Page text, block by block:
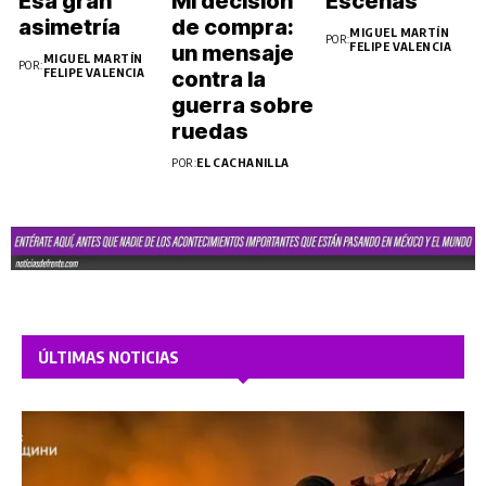
CDMX
2026
asimetría
POR:MIGUEL MARTÍN
FELIPE VALENCIA
de compra:
un mensaje
contra la
guerra sobre
ruedas
POR:EL CACHANILLA
POR:MIGUEL MARTÍN
FELIPE VALENCIA
ÚLTIMAS NOTICIAS